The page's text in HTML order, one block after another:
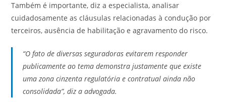
Também é importante, diz a especialista, analisar
cuidadosamente as cláusulas relacionadas à condução por
terceiros, ausência de habilitação e agravamento do risco.
“O fato de diversas seguradoras evitarem responder
publicamente ao tema demonstra justamente que existe
uma zona cinzenta regulatória e contratual ainda não
consolidada”, diz a advogada.